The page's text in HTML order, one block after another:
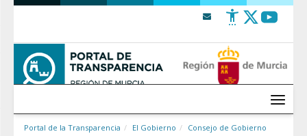
Saltar al contenido
Menú
Portal de la Transparencia El Gobierno
Consejo de Gobierno